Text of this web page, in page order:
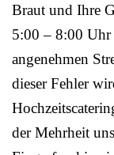
Braut und Ihre
5:00 – 8:00
angenehmen
dieser Fehler
der Mehrheit